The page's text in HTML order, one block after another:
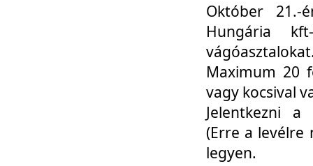
Október 21.-
Hungária
Maximum 20
vagy kocsival
Jelentkezni a
(Erre a levélre
legyen.